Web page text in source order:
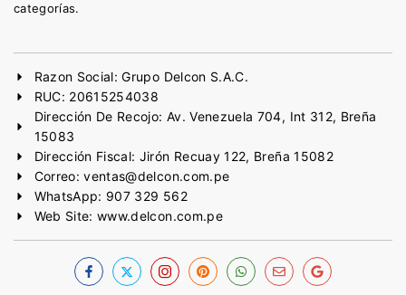
categorías.
Razon Social: Grupo Delcon S.A.C.
RUC: 20615254038
Dirección De Recojo: Av. Venezuela 704, Int 312, Breña
15083
Dirección Fiscal: Jirón Recuay 122, Breña 15082
Correo: ventas@delcon.com.pe
WhatsApp: 907 329 562
Web Site: www.delcon.com.pe